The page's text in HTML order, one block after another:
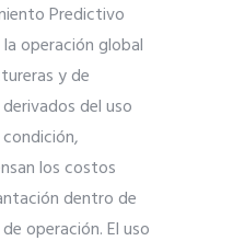
Predictivo
operación global
y de
del uso
los costos
dentro de
operación. El uso